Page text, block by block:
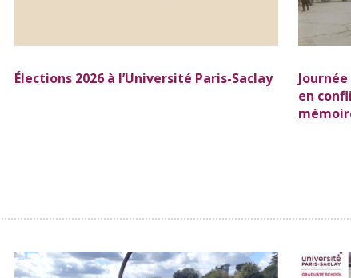
Élections 2026 à l’Université Paris-Saclay
en